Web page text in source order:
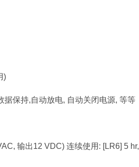
)
据保持,自动放电, 自动关闭电源, 等等
输出12 VDC) 连续使用: [LR6] 5 hr,